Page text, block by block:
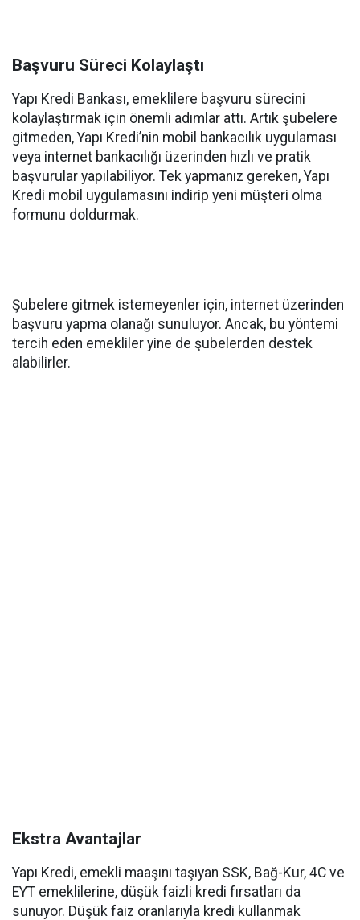
Başvuru Süreci Kolaylaştı
Yapı Kredi Bankası, emeklilere başvuru sürecini
kolaylaştırmak için önemli adımlar attı. Artık şubelere
gitmeden, Yapı Kredi’nin mobil bankacılık uygulaması
veya internet bankacılığı üzerinden hızlı ve pratik
başvurular yapılabiliyor. Tek yapmanız gereken, Yapı
Kredi mobil uygulamasını indirip yeni müşteri olma
formunu doldurmak.
Şubelere gitmek istemeyenler için, internet üzerinden
başvuru yapma olanağı sunuluyor. Ancak, bu yöntemi
tercih eden emekliler yine de şubelerden destek
alabilirler.
Ekstra Avantajlar
Yapı Kredi, emekli maaşını taşıyan SSK, Bağ-Kur, 4C ve
EYT emeklilerine, düşük faizli kredi fırsatları da
sunuyor. Düşük faiz oranlarıyla kredi kullanmak